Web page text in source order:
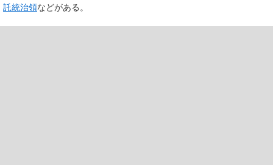
託統治領などがある。